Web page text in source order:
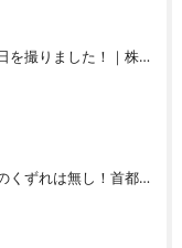
朝、通勤にて綺麗な朝日を撮りました！｜株式会社豊輝ライン
大阪・土曜日まで天気のくずれは無し！首都圏の交通機関・心配です｜株式会社豊輝ライン